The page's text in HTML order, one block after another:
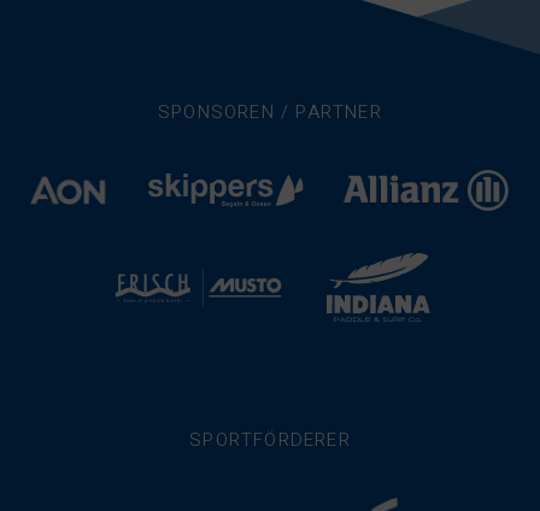
SPONSOREN / PARTNER
SPORTFÖRDERER